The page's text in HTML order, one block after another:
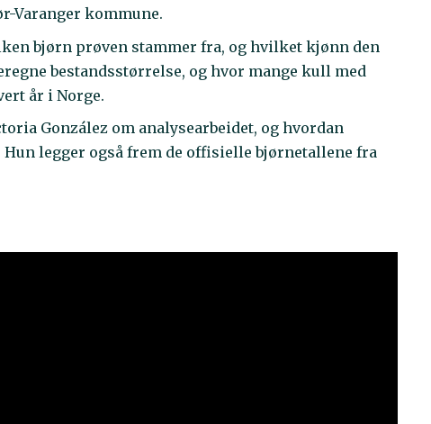
Varanger kommune.
bjørn prøven stammer fra, og hvilket kjønn den
bestandsstørrelse, og hvor mange kull med
år i Norge.
González om analysearbeidet, og hvordan
legger også frem de offisielle bjørnetallene fra